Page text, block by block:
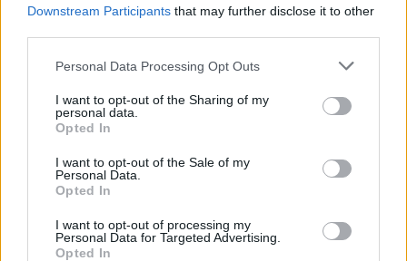
Downstream Participants that may further disclose it to other
Please note that this website/app uses one or more Google
not limited to your visit or usage behaviour. You may click to
grant or deny consent to Google and its third-party tags to
use your data for below specified purposes in below Google
consent section.
Personal Data Processing Opt Outs
I want to opt-out of the Sharing of my
personal data.
Opted In
I want to opt-out of the Sale of my
Personal Data.
Opted In
I want to opt-out of processing my
Personal Data for Targeted Advertising.
Opted In